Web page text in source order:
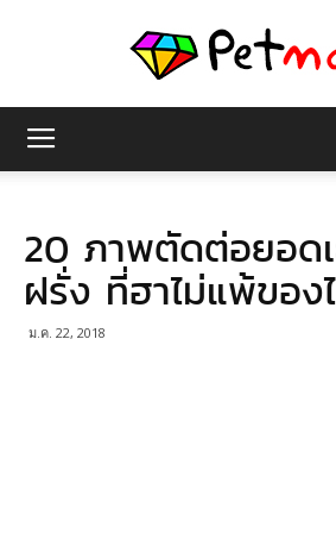
มายา
20 ภาพตัดต่อยอด
ฝรั่ง ที่ฮาไม่แพ้ของ
ม.ค. 22, 2018